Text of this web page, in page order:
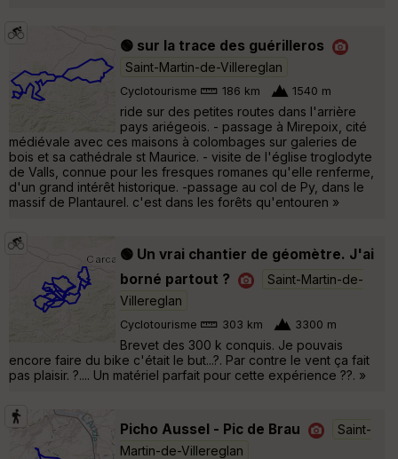
🟢 sur la trace des guérilleros
Saint-Martin-de-Villereglan
Cyclotourisme 186 km 1540 m
ride sur des petites routes dans l'arrière
pays ariégeois. - passage à Mirepoix, cité
médiévale avec ces maisons à colombages sur galeries de
bois et sa cathédrale st Maurice. - visite de l'église troglodyte
de Valls, connue pour les fresques romanes qu'elle renferme,
d'un grand intérêt historique. -passage au col de Py, dans le
massif de Plantaurel. c'est dans les forêts qu'entouren »
🟢 Un vrai chantier de géomètre. J'ai
borné partout ?
Saint-Martin-de-
Villereglan
Cyclotourisme 303 km 3300 m
Brevet des 300 k conquis. Je pouvais
encore faire du bike c'était le but...?. Par contre le vent ça fait
pas plaisir. ?.... Un matériel parfait pour cette expérience ??. »
Picho Aussel - Pic de Brau
Saint-
Martin-de-Villereglan